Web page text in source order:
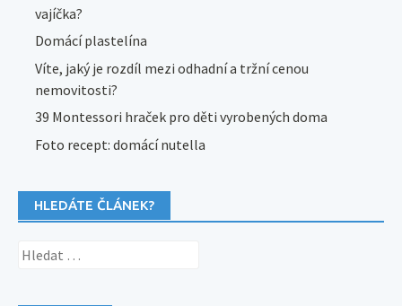
vajíčka?
Domácí plastelína
Víte, jaký je rozdíl mezi odhadní a tržní cenou
nemovitosti?
39 Montessori hraček pro děti vyrobených doma
Foto recept: domácí nutella
HLEDÁTE ČLÁNEK?
Vyhledávání